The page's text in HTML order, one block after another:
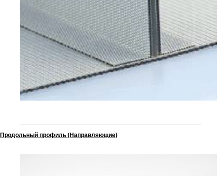
Продольный профиль (Направляющие)